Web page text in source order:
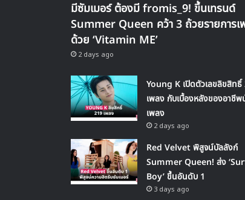
มีซัมเมอร์ ต้องมี fromis_9! ขึ้นเทรนด์
Summer Queen คว้า 3 ถ้วยรายการเ
ด้วย ‘Vitamin ME’
2 days ago
Young K เปิดตัวเลขลิขสิทธิ์
เพลง กับเบื้องหลังของอาชี
เพลง
2 days ago
Red Velvet พิสูจน์บัลลังก์
Summer Queen! ส่ง
Boy’ ขึ้นอันดับ 1
3 days ago